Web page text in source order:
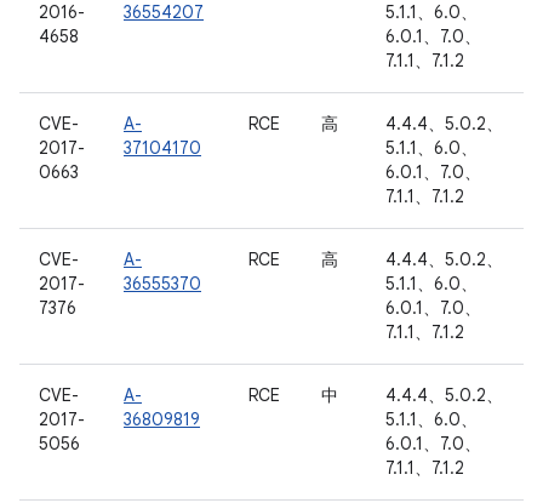
2016-
4658
36554207
5.1.1、6.0、
6.0.1、7.0、
7.1.1、7.1.2
CVE-
2017-
0663
A-
37104170
RCE 高
4.4.4、5.0.2、
5.1.1、6.0、
6.0.1、7.0、
7.1.1、7.1.2
CVE-
2017-
7376
A-
36555370
RCE 高
4.4.4、5.0.2、
5.1.1、6.0、
6.0.1、7.0、
7.1.1、7.1.2
CVE-
2017-
5056
A-
36809819
RCE 中
4.4.4、5.0.2、
5.1.1、6.0、
6.0.1、7.0、
7.1.1、7.1.2